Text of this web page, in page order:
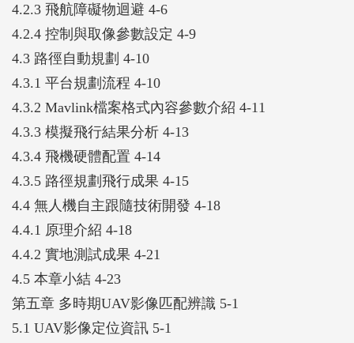
4.2.3 飛航障礙物迴避 4-6
4.2.4 控制與取像參數設定 4-9
4.3 路徑自動規劃 4-10
4.3.1 平台規劃流程 4-10
4.3.2 Mavlink檔案格式內容參數介紹 4-11
4.3.3 模擬飛行結果分析 4-13
4.3.4 飛機硬體配置 4-14
4.3.5 路徑規劃飛行成果 4-15
4.4 無人機自主跟隨技術開發 4-18
4.4.1 原理介紹 4-18
4.4.2 實地測試成果 4-21
4.5 本章小結 4-23
第五章 多時期UAV影像匹配辨識 5-1
5.1 UAV影像定位資訊 5-1